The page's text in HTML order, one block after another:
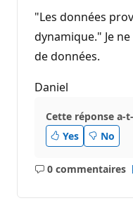
e
r
é
p
u
n
"Les données
dynamique." Je
de données.
Daniel
Cette réponse a-
Yes
No
0 commentaires
Aucun